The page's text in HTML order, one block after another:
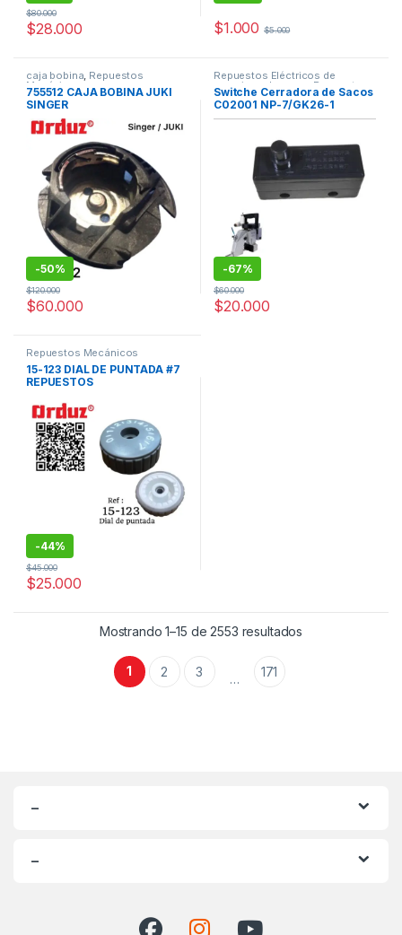
$28.000
$80.000
$1.000 $5.000
caja bobina, Repuestos
Mecánicos
755512 CAJA BOBINA JUKI
SINGER
-50%
$60.000
$120.000
Repuestos Eléctricos de
maquinas de coser Repuestos y
Accesorios (Cerradora de
Costales)
Switche Cerradora de Sacos
C02001 NP-7/GK26-1
-67%
$20.000
$60.000
Repuestos Mecánicos
15-123 DIAL DE PUNTADA #7
REPUESTOS
-44%
$25.000
$45.000
Mostrando 1–15 de 2553 resultados
1 2 3 … 171
–
–